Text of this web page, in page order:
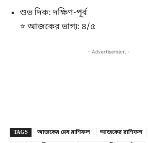
শুভ দিক: দক্ষিণ-পূর্ব
⭐ আজকের ভাগ্য: ৪/৫
- Advertisement -
TAGS আজকের মেষ রাশিফল
আজকের রাশিফল